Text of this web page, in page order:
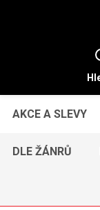
AKCE A SLEVY
DLE ŽÁNRŮ